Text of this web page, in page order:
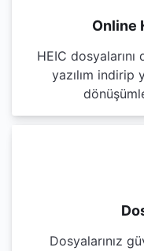
Online
HEIC
yazılım indirip
Dosyalarınız